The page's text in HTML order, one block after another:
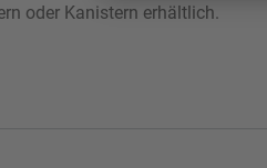
oder Kanistern erhältlich.